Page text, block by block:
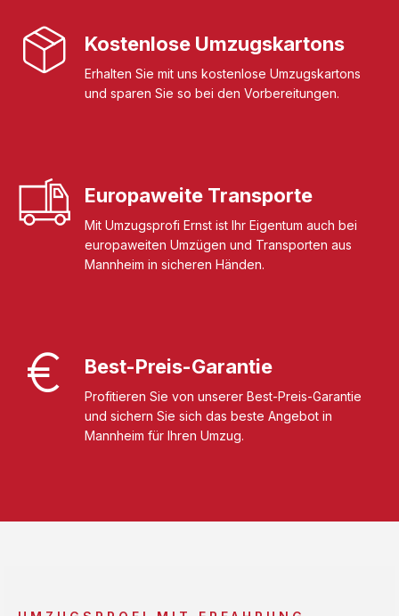
Kostenlose Umzugskartons
Erhalten Sie mit uns kostenlose Umzugskartons
und sparen Sie so bei den Vorbereitungen.
Europaweite Transporte
Mit Umzugsprofi Ernst ist Ihr Eigentum auch bei
europaweiten Umzügen und Transporten aus
Mannheim in sicheren Händen.
Best-Preis-Garantie
Profitieren Sie von unserer Best-Preis-Garantie
und sichern Sie sich das beste Angebot in
Mannheim für Ihren Umzug.